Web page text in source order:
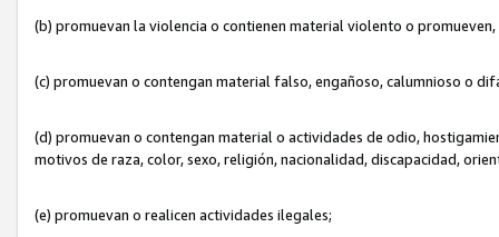
(b) promuevan la violencia o contienen material violento o
(c) promuevan o contengan material falso, engañoso, calumnioso o
(d) promuevan o contengan material o actividades de odio,
motivos de raza, color, sexo, religión, nacionalidad, discapacidad,
(e) promuevan o realicen actividades ilegales;